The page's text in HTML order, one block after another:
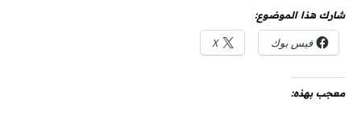
شارك هذا الموضوع:
فيس بوك X
معجب بهذه: